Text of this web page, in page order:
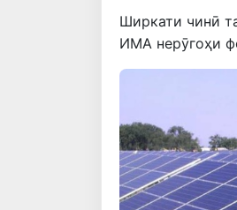
Ширкати чинӣ
ИМА нерӯгоҳи